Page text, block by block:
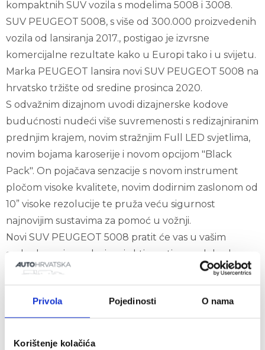
Privola Pojedinosti O nama
Korištenje kolačića
kompaktnih SUV vozila s modelima 5008 i 3008.
SUV PEUGEOT 5008, s više od 300.000 proizvedenih
vozila od lansiranja 2017., postigao je izvrsne
komercijalne rezultate kako u Europi tako i u svijetu.
Marka PEUGEOT lansira novi SUV PEUGEOT 5008 na
hrvatsko tržište od sredine prosinca 2020.
S odvažnim dizajnom uvodi dizajnerske kodove
budućnosti nudeći više suvremenosti s redizajniranim
prednjim krajem, novim stražnjim Full LED svjetlima,
novim bojama karoserije i novom opcijom "Black
Pack". On pojačava senzacije s novom instrument
pločom visoke kvalitete, novim dodirnim zaslonom od
10” visoke rezolucije te pruža veću sigurnost
najnovijim sustavima za pomoć u vožnji.
Novi SUV PEUGEOT 5008 pratit će vas u vašim
svakodnevnim zadacima i aktivnostima u slobodno
vrijeme. Nova modularnost, prijevoz do 7 osoba pruža
neograničen broj izbora, a bez kompromisa u
pogledu užitka u vožnji i udobnosti.
Od sada, novi SUV PEUGEOT 5008 ima 7 sjedala u